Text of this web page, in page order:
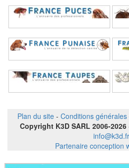
Plan du site - Conditions
Copyright K3D SARL 2006-2026
info@k3d.fr
Partenaire conception